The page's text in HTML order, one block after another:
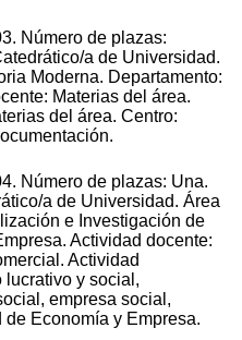
Número de plazas:
a de Universidad.
Moderna. Departamento:
Materias del área.
del área. Centro:
Número de plazas: Una.
a de Universidad. Área
e Investigación de
Actividad docente:
Actividad
lucrativo y social,
empresa social,
Economía y Empresa.